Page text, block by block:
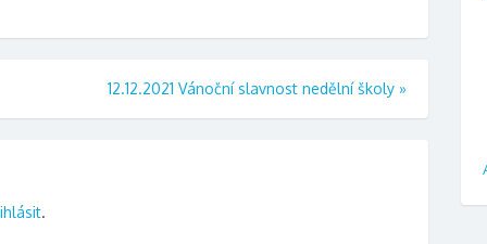
12.12.2021 Vánoční slavnost nedělní školy »
.